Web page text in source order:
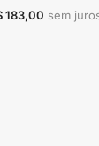
183,00 sem